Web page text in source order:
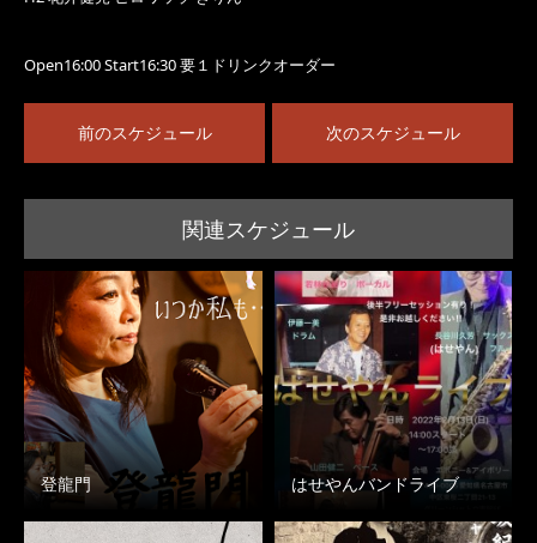
Open16:00 Start16:30 要１ドリンクオーダー
前のスケジュール 次のスケジュール
関連スケジュール
登龍門 はせやんバンドライブ